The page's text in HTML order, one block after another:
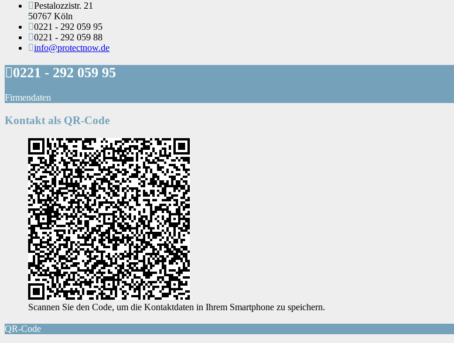
Pestalozzistr. 21
50767 Köln
0221 - 292 059 95
0221 - 292 059 88
info@protectnow.de
0221 - 292 059 95
Firmendaten
Kontakt als QR-Code
Scannen Sie den Code, um die Kontaktdaten in Ihrem Smartphone zu speichern.
QR-Code